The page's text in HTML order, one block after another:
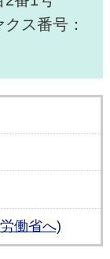
ス番号：
働省へ)